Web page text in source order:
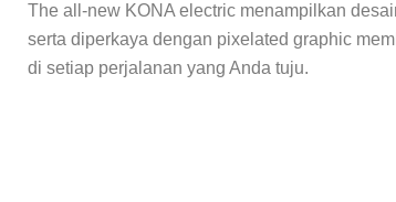
The all-new KONA electric menampilkan
serta diperkaya dengan pixelated graphic
di setiap perjalanan yang Anda tuju.